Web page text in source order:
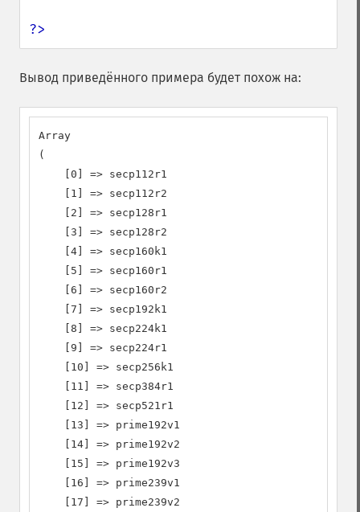
?>
Вывод приведённого примера будет похож на:
Array
(
    [0] => secp112r1
    [1] => secp112r2
    [2] => secp128r1
    [3] => secp128r2
    [4] => secp160k1
    [5] => secp160r1
    [6] => secp160r2
    [7] => secp192k1
    [8] => secp224k1
    [9] => secp224r1
    [10] => secp256k1
    [11] => secp384r1
    [12] => secp521r1
    [13] => prime192v1
    [14] => prime192v2
    [15] => prime192v3
    [16] => prime239v1
    [17] => prime239v2